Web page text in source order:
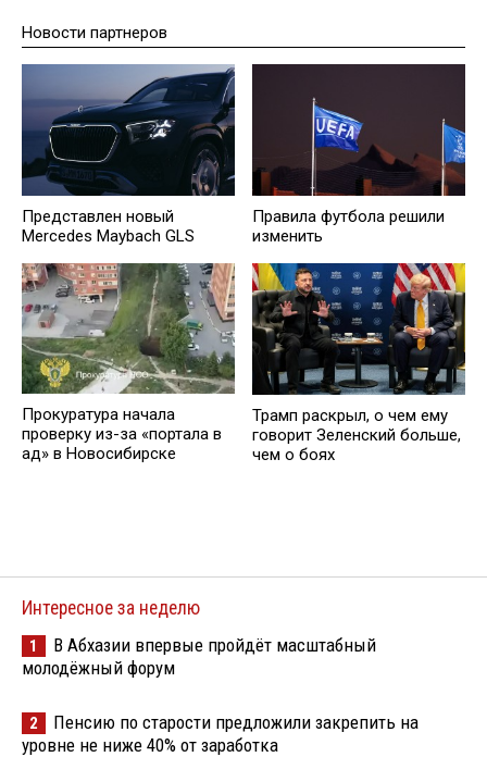
Новости партнеров
Представлен новый
Mercedes Maybach GLS
Правила футбола решили
изменить
Прокуратура начала
проверку из-за «портала в
ад» в Новосибирске
Трамп раскрыл, о чем ему
говорит Зеленский больше,
чем о боях
Интересное за неделю
1
В Абхазии впервые пройдёт масштабный
молодёжный форум
2
Пенсию по старости предложили закрепить на
уровне не ниже 40% от заработка